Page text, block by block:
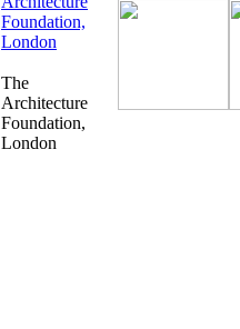
The
Architecture
Foundation,
London